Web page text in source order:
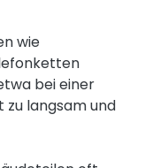
wie
bei einer
zu langsam und